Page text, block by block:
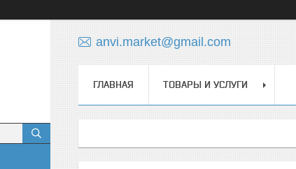
anvi.market@gmail.com
ГЛАВНАЯ ТОВАРЫ И УСЛУГИ